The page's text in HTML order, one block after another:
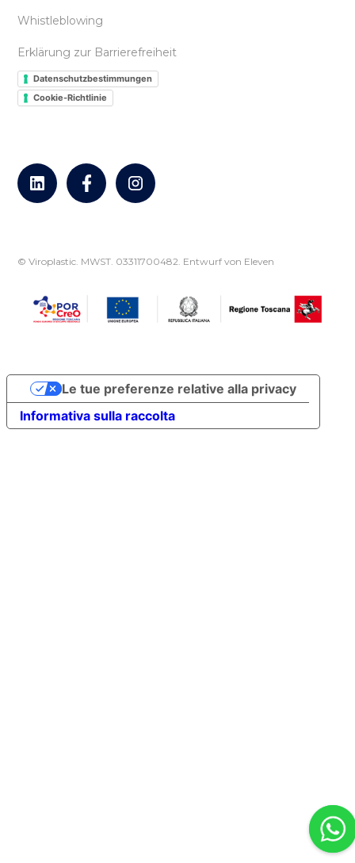
Whistleblowing
Erklärung zur Barrierefreiheit
Datenschutzbestimmungen
Cookie-Richtlinie
© Viroplastic. MWST. 03311700482. Entwurf von Eleven
Informativa sulla raccolta
Le tue preferenze relative alla privacy